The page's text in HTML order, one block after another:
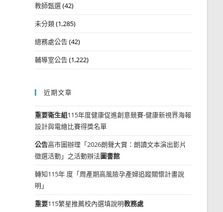
教師甄選(42)
未分類(1,285)
總務處公告(42)
輔導室公告(1,222)
近期文章
重要衛生組115年度健康促進創意競賽-健康新視界海報
設計與電繪比賽得獎名單
公告高市圖辦理「2026朗聲大賞：朗讀文本演出影片
徵選活動」之活動辦法圖書館
轉知115年 度「周產期高風險孕產婦追蹤關懷計畫說
明」
重要115繁星推薦校內選填說明教務處